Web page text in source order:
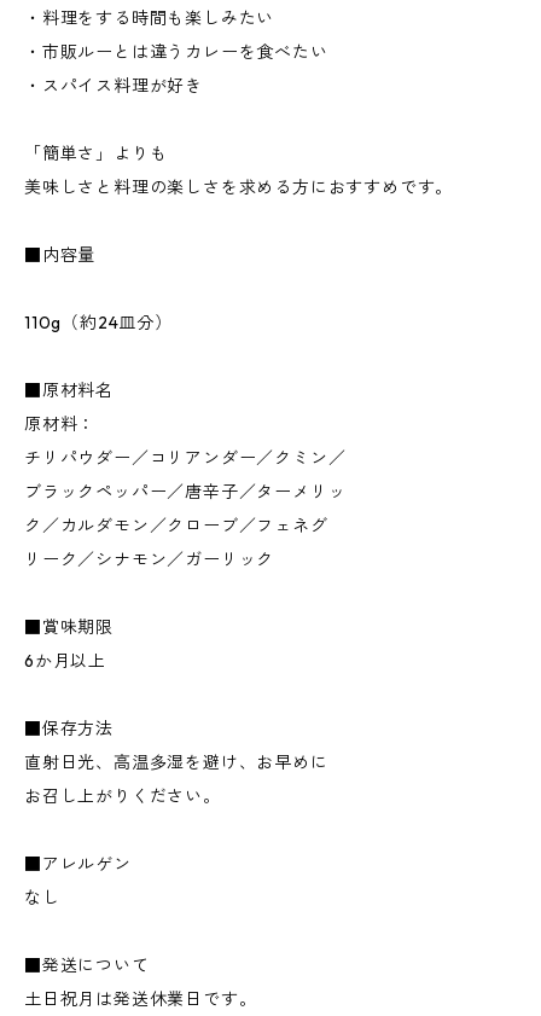
・料理をする時間も楽しみたい
・市販ルーとは違うカレーを食べたい
・スパイス料理が好き
「簡単さ」よりも
美味しさと料理の楽しさを求める方におすすめです。
■内容量
110g（約24皿分）
■原材料名
原材料：
チリパウダー／コリアンダー／クミン／
ブラックペッパー／唐辛子／ターメリッ
ク／カルダモン／クローブ／フェネグ
リーク／シナモン／ガーリック
■賞味期限
6か月以上
■保存方法
直射日光、高温多湿を避け、お早めに
お召し上がりください。
■アレルゲン
なし
■発送について
土日祝月は発送休業日です。